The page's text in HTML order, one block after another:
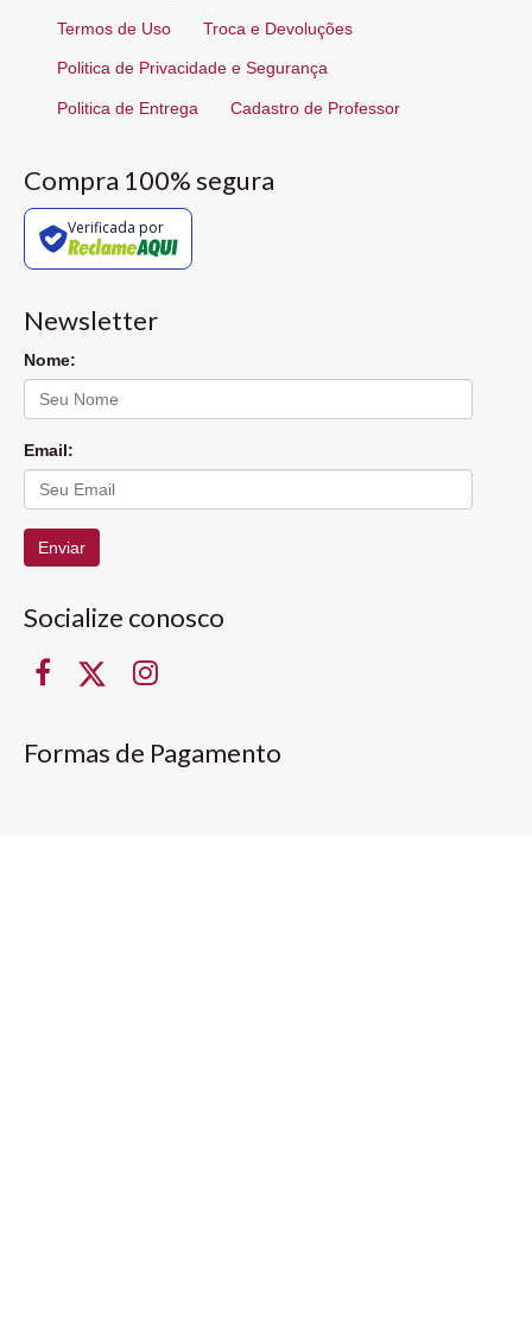
Termos de Uso Troca e Devoluções
Politica de Privacidade e Segurança
Politica de Entrega Cadastro de Professor
Compra 100% segura
Verificada por
Newsletter
Nome:
Email:
Enviar
Socialize conosco
Formas de Pagamento